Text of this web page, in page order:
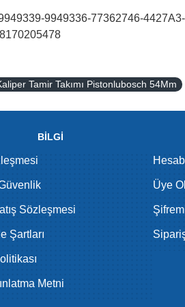
9949336-77362746-
Tamir Takımı Pistonlubosch 54Mm
BİLGİ
Sözleşmesi
Şartları
Metni
Üye Ol